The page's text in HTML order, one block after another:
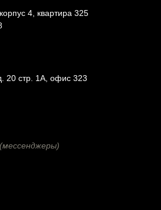
4, квартира 325
20 стр. 1А, офис 323
(мессенджеры)